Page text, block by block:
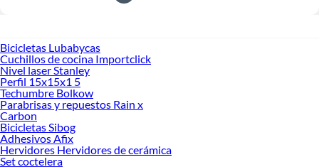
Bicicletas Lubabycas
Cuchillos de cocina Importclick
Nivel laser Stanley
Perfil 15x15x1 5
Techumbre Bolkow
Parabrisas y repuestos Rain x
Carbon
Bicicletas Sibog
Adhesivos Afix
Hervidores Hervidores de cerámica
Set coctelera